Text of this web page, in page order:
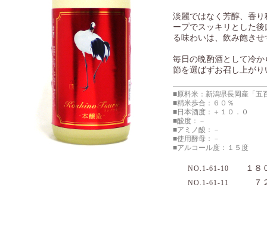
淡麗ではなく芳醇、香
ープでスッキリとした
る味わいは、飲み飽き
毎日の晩酌酒として冷
節を選ばずお召し上が
■原料米：新潟県長岡産「五
■精米歩合：６０％
■日本酒度：＋１０．０
■酸度：－
■アミノ酸：－
■使用酵母：－
■アルコール度：１５度
NO.1-61-10 １８
NO.1-61-11 ７２